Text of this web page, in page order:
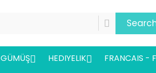
GÜMÜŞ HEDIYELIK FRANCAIS -